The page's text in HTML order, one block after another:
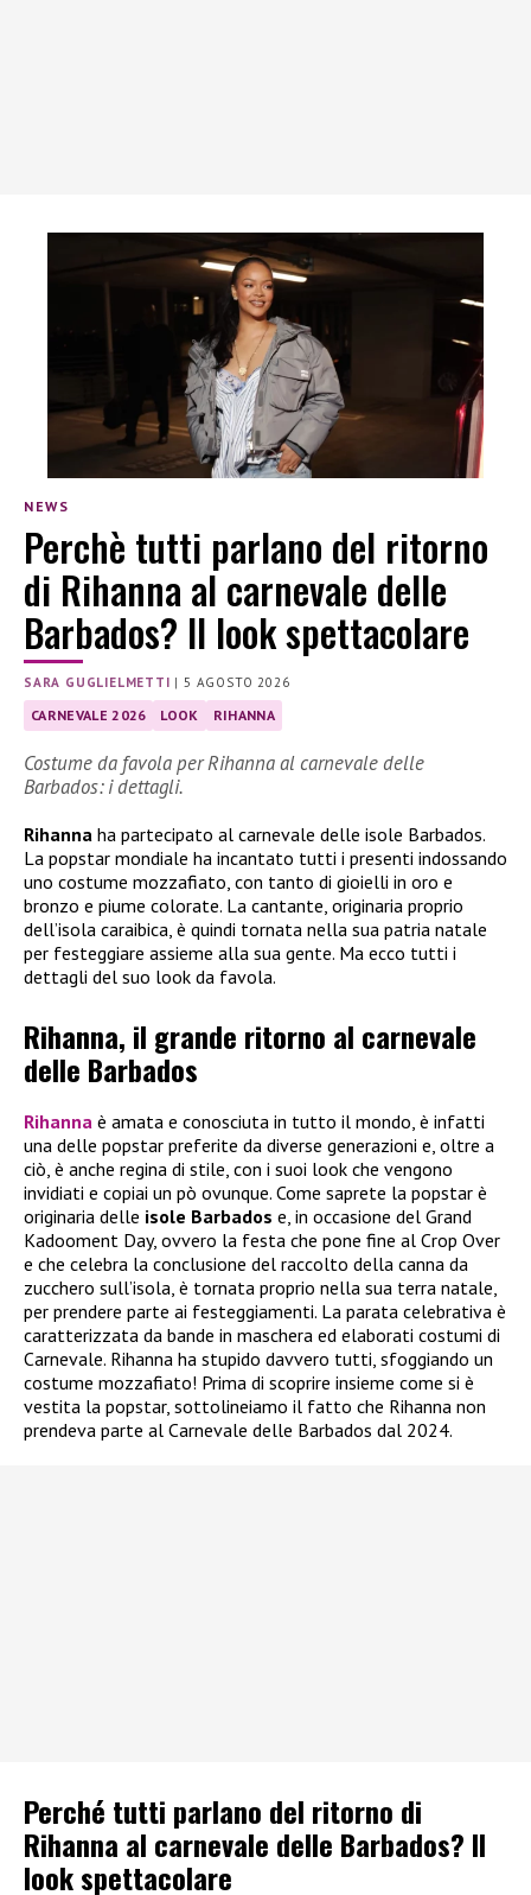
NEWS
Perchè tutti parlano del ritorno
di Rihanna al carnevale delle
Barbados? Il look spettacolare
SARA GUGLIELMETTI |5 AGOSTO 2026
CARNEVALE 2026 LOOK RIHANNA
Costume da favola per Rihanna al carnevale delle
Barbados: i dettagli.
Rihanna ha partecipato al carnevale delle isole Barbados.
La popstar mondiale ha incantato tutti i presenti indossando
uno costume mozzafiato, con tanto di gioielli in oro e
bronzo e piume colorate. La cantante, originaria proprio
dell’isola caraibica, è quindi tornata nella sua patria natale
per festeggiare assieme alla sua gente. Ma ecco tutti i
dettagli del suo look da favola.
Rihanna, il grande ritorno al carnevale
delle Barbados
Rihanna è amata e conosciuta in tutto il mondo, è infatti
una delle popstar preferite da diverse generazioni e, oltre a
ciò, è anche regina di stile, con i suoi look che vengono
invidiati e copiai un pò ovunque. Come saprete la popstar è
originaria delle isole Barbados e, in occasione del Grand
Kadooment Day, ovvero la festa che pone fine al Crop Over
e che celebra la conclusione del raccolto della canna da
zucchero sull’isola, è tornata proprio nella sua terra natale,
per prendere parte ai festeggiamenti. La parata celebrativa è
caratterizzata da bande in maschera ed elaborati costumi di
Carnevale. Rihanna ha stupido davvero tutti, sfoggiando un
costume mozzafiato! Prima di scoprire insieme come si è
vestita la popstar, sottolineiamo il fatto che Rihanna non
prendeva parte al Carnevale delle Barbados dal 2024.
Perché tutti parlano del ritorno di
Rihanna al carnevale delle Barbados? Il
look spettacolare